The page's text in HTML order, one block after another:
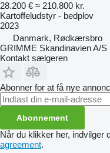
28.200 € ≈ 210.800 kr.
Kartoffeludstyr - bedplov
2023
Danmark, Rødkærsbro
GRIMME Skandinavien A/S
Kontakt sælgeren
Abonner for at få nye
Abonnement
Når du klikker her, indvilger
agreement.